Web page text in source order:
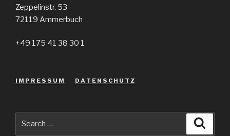
Zeppelinstr. 53
72119 Ammerbuch
+49 175 41 38 30 1
I M P R E S S U M D A T E N S C H U T Z